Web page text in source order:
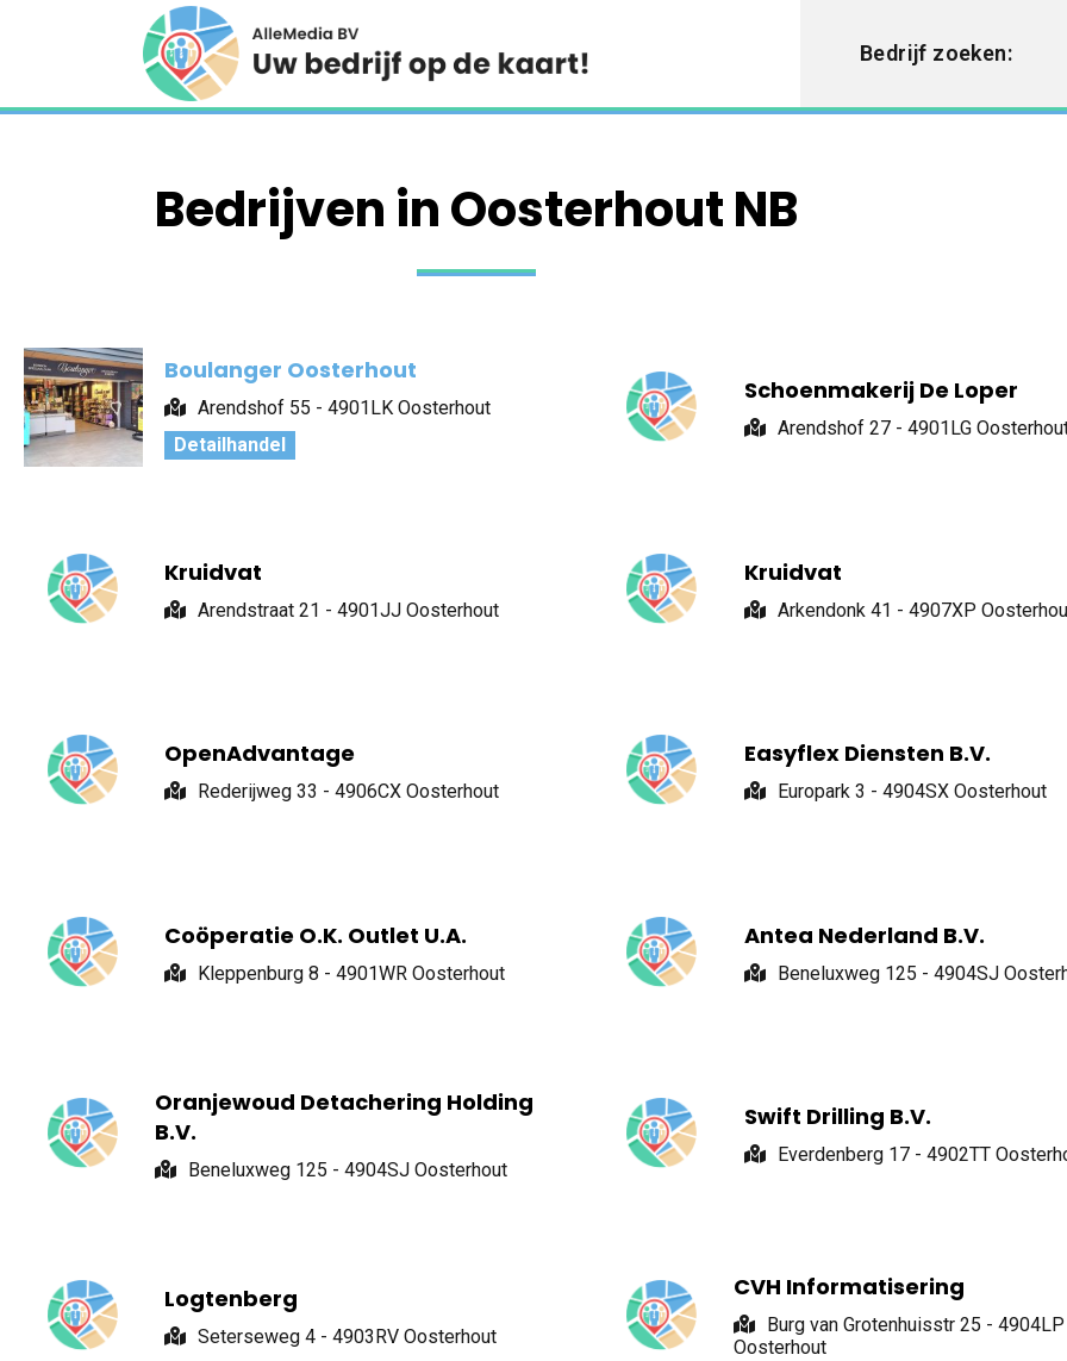
Bedrijf zoeken:
Bedrijven in Oosterhout NB
Boulanger Oosterhout
Arendshof 55 - 4901LK Oosterhout
Detailhandel
Schoenmakerij De Loper
Arendshof 27 - 4901LG
Kruidvat
Arendstraat 21 - 4901JJ Oosterhout
Kruidvat
Arkendonk 41 - 4907XP
OpenAdvantage
Rederijweg 33 - 4906CX Oosterhout
Easyflex Diensten B.V.
Europark 3 - 4904SX Oosterhout
Coöperatie O.K. Outlet U.A.
Kleppenburg 8 - 4901WR Oosterhout
Antea Nederland B.V.
Beneluxweg 125 - 4904SJ
Oranjewoud Detachering Holding
B.V.
Beneluxweg 125 - 4904SJ Oosterhout
Swift Drilling B.V.
Everdenberg 17 - 4902TT
Logtenberg
Seterseweg 4 - 4903RV Oosterhout
CVH Informatisering
Burg van Grotenhuisstr 25 - 4904LP
Oosterhout